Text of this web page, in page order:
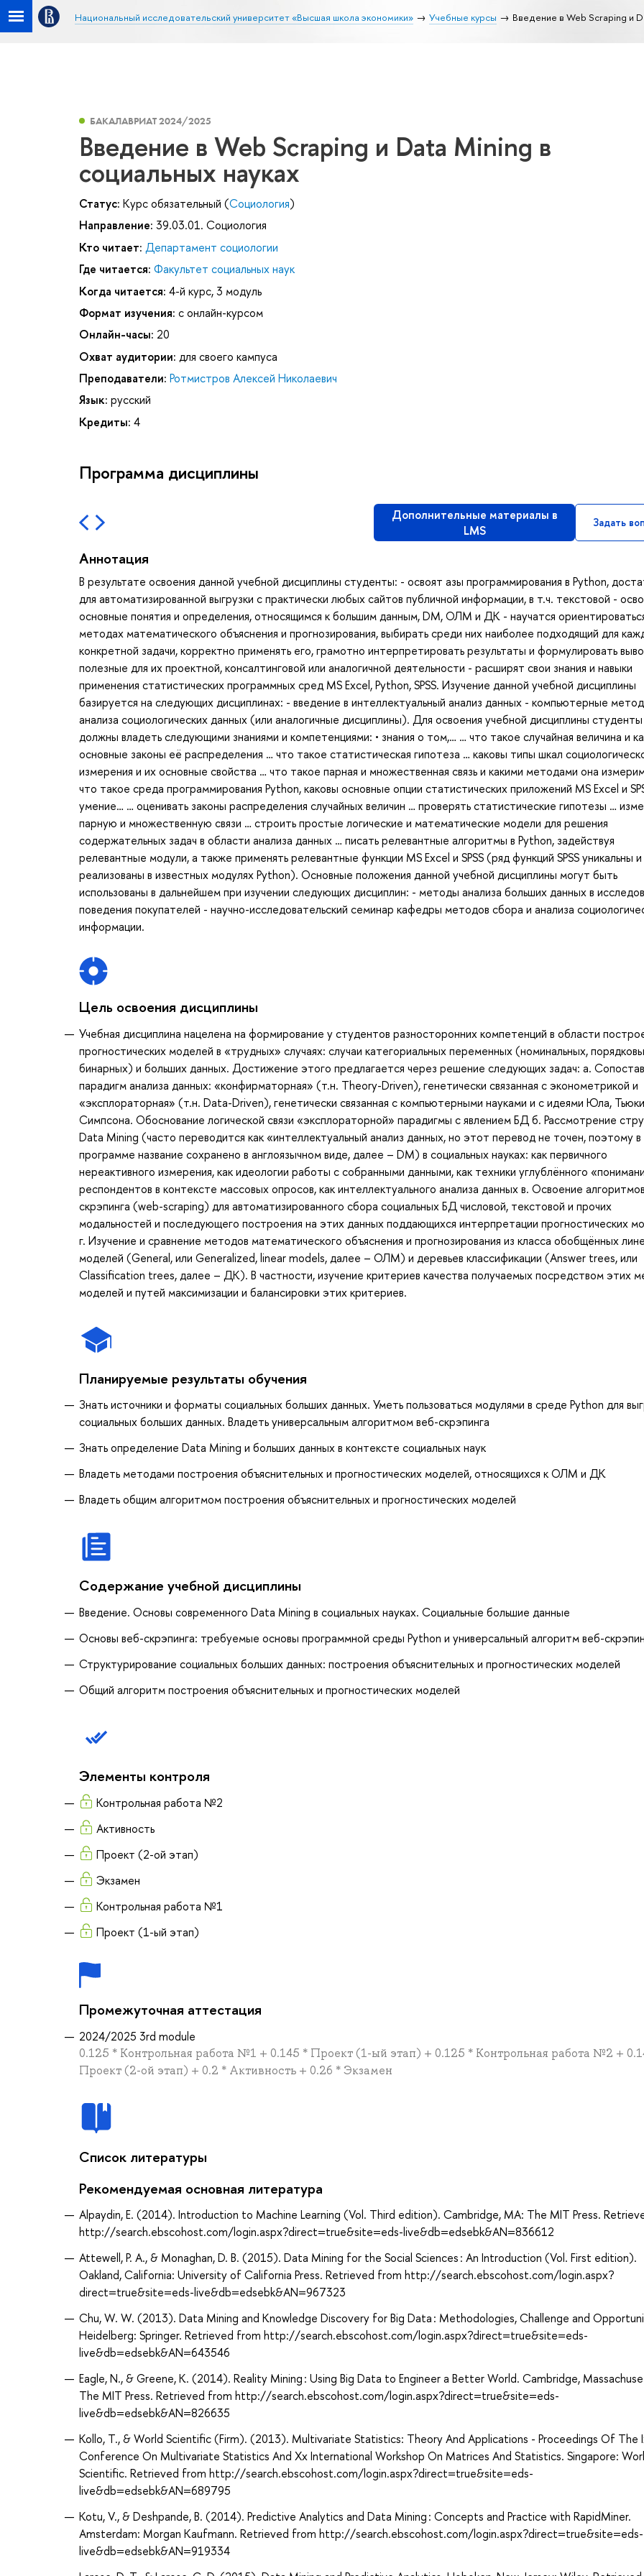
Национальный исследовательский университет «Высшая школа экономики» Учебные курсы Введение в Web Scraping и
БАКАЛАВРИАТ 2024/2025
Введение в Web Scraping и Data Mining в
социальных науках
Статус: Курс обязательный (Социология)
Направление: 39.03.01. Социология
Кто читает: Департамент социологии
Где читается: Факультет социальных наук
Когда читается: 4-й курс, 3 модуль
Формат изучения: с онлайн-курсом
Онлайн-часы: 20
Охват аудитории: для своего кампуса
Преподаватели: Ротмистров Алексей Николаевич
Язык: русский
Кредиты: 4
Программа дисциплины
Дополнительные материалы в
LMS
Задать
Аннотация
В результате освоения данной учебной дисциплины студенты: - освоят азы программирования в Python,
для автоматизированной выгрузки с практически любых сайтов публичной информации, в т.ч. текстовой -
основные понятия и определения, относящимся к большим данным, DM, ОЛМ и ДК - научатся
методах математического объяснения и прогнозирования, выбирать среди них наиболее подходящий для
конкретной задачи, корректно применять его, грамотно интерпретировать результаты и формулировать
полезные для их проектной, консалтинговой или аналогичной деятельности - расширят свои знания и навыки
применения статистических программных сред MS Excel, Python, SPSS. Изучение данной учебной дисциплины
базируется на следующих дисциплинах: - введение в интеллектуальный анализ данных - компьютерные
анализа социологических данных (или аналогичные дисциплины). Для освоения учебной дисциплины студенты
должны владеть следующими знаниями и компетенциями: • знания о том,… … что такое случайная величина и
основные законы её распределения … что такое статистическая гипотеза … каковы типы шкал
измерения и их основные свойства … что такое парная и множественная связь и какими методами она
что такое среда программирования Python, каковы основные опции статистических приложений MS Excel и
умение… … оценивать законы распределения случайных величин … проверять статистические гипотезы …
парную и множественную связи … строить простые логические и математические модели для решения
содержательных задач в области анализа данных … писать релевантные алгоритмы в Python, задействуя
релевантные модули, а также применять релевантные функции MS Excel и SPSS (ряд функций SPSS уникальны
реализованы в известных модулях Python). Основные положения данной учебной дисциплины могут быть
использованы в дальнейшем при изучении следующих дисциплин: - методы анализа больших данных в
поведения покупателей - научно-исследовательский семинар кафедры методов сбора и анализа
информации.
Цель освоения дисциплины
Учебная дисциплина нацелена на формирование у студентов разносторонних компетенций в области
прогностических моделей в «трудных» случаях: случаи категориальных переменных (номинальных,
бинарных) и больших данных. Достижение этого предлагается через решение следующих задач: а.
парадигм анализа данных: «конфирматорная» (т.н. Theory-Driven), генетически связанная с эконометрикой и
«эксплораторная» (т.н. Data-Driven), генетически связанная с компьютерными науками и с идеями Юла,
Симпсона. Обоснование логической связи «эксплораторной» парадигмы с явлением БД б. Рассмотрение
Data Mining (часто переводится как «интеллектуальный анализ данных, но этот перевод не точен, поэтому
программе название сохранено в англоязычном виде, далее – DM) в социальных науках: как первичного
нереактивного измерения, как идеологии работы с собранными данными, как техники углублённого
респондентов в контексте массовых опросов, как интеллектуального анализа данных в. Освоение
скрэпинга (web-scraping) для автоматизированного сбора социальных БД числовой, текстовой и прочих
модальностей и последующего построения на этих данных поддающихся интерпретации прогностических
г. Изучение и сравнение методов математического объяснения и прогнозирования из класса обобщённых
моделей (General, или Generalized, linear models, далее – ОЛМ) и деревьев классификации (Answer trees, или
Classification trees, далее – ДК). В частности, изучение критериев качества получаемых посредством этих
моделей и путей максимизации и балансировки этих критериев.
Планируемые результаты обучения
Знать источники и форматы социальных больших данных. Уметь пользоваться модулями в среде Python для
социальных больших данных. Владеть универсальным алгоритмом веб-скрэпинга
Знать определение Data Mining и больших данных в контексте социальных наук
Владеть методами построения объяснительных и прогностических моделей, относящихся к ОЛМ и ДК
Владеть общим алгоритмом построения объяснительных и прогностических моделей
Содержание учебной дисциплины
Введение. Основы современного Data Mining в социальных науках. Социальные большие данные
Основы веб-скрэпинга: требуемые основы программной среды Python и универсальный алгоритм веб-
Структурирование социальных больших данных: построения объяснительных и прогностических моделей
Общий алгоритм построения объяснительных и прогностических моделей
Элементы контроля
Контрольная работа №2
Активность
Проект (2-ой этап)
Экзамен
Контрольная работа №1
Проект (1-ый этап)
Промежуточная аттестация
2024/2025 3rd module
0.125 * Контрольная работа №1 + 0.145 * Проект (1-ый этап) + 0.125 * Контрольная работа №2 +
Проект (2-ой этап) + 0.2 * Активность + 0.26 * Экзамен
Список литературы
Рекомендуемая основная литература
Alpaydin, E. (2014). Introduction to Machine Learning (Vol. Third edition). Cambridge, MA: The MIT Press.
http://search.ebscohost.com/login.aspx?direct=true&site=eds-live&db=edsebk&AN=836612
Attewell, P. A., & Monaghan, D. B. (2015). Data Mining for the Social Sciences : An Introduction (Vol. First edition).
Oakland, California: University of California Press. Retrieved from http://search.ebscohost.com/login.aspx?
direct=true&site=eds-live&db=edsebk&AN=967323
Chu, W. W. (2013). Data Mining and Knowledge Discovery for Big Data : Methodologies, Challenge and
Heidelberg: Springer. Retrieved from http://search.ebscohost.com/login.aspx?direct=true&site=eds-
live&db=edsebk&AN=643546
Eagle, N., & Greene, K. (2014). Reality Mining : Using Big Data to Engineer a Better World. Cambridge,
The MIT Press. Retrieved from http://search.ebscohost.com/login.aspx?direct=true&site=eds-
live&db=edsebk&AN=826635
Kollo, T., & World Scientific (Firm). (2013). Multivariate Statistics: Theory And Applications - Proceedings Of The
Conference On Multivariate Statistics And Xx International Workshop On Matrices And Statistics. Singapore:
Scientific. Retrieved from http://search.ebscohost.com/login.aspx?direct=true&site=eds-
live&db=edsebk&AN=689795
Kotu, V., & Deshpande, B. (2014). Predictive Analytics and Data Mining : Concepts and Practice with RapidMiner.
Amsterdam: Morgan Kaufmann. Retrieved from http://search.ebscohost.com/login.aspx?direct=true&site=eds-
live&db=edsebk&AN=919334